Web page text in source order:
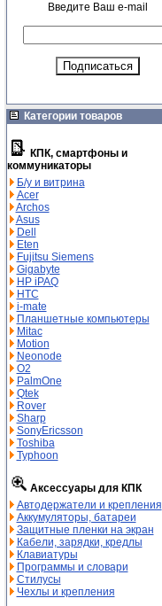
Введите Ваш e-mail
Категории товаров
КПК, смартфоны и
коммуникаторы
Б/у и витрина
Acer
Archos
Asus
Dell
Eten
Fujitsu Siemens
Gigabyte
HP iPAQ
HTC
i-mate
Планшетные компьютеры
Mitac
Motion
Neonode
O2
PalmOne
Qtek
Rover
Sharp
SonyEricsson
Toshiba
Typhoon
Аксессуары для КПК
Автодержатели и крепления
Аккумуляторы, батареи
Защитные пленки на экран
Кабели, зарядки, кредлы
Клавиатуры
Программы и словари
Стилусы
Чехлы и крепления